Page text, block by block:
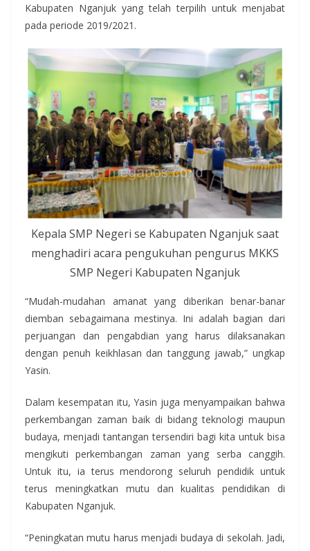
Kabupaten Nganjuk yang telah terpilih untuk menjabat
pada periode 2019/2021.
Kepala SMP Negeri se Kabupaten Nganjuk saat
menghadiri acara pengukuhan pengurus MKKS
SMP Negeri Kabupaten Nganjuk
“Mudah-mudahan amanat yang diberikan benar-banar
diemban sebagaimana mestinya. Ini adalah bagian dari
perjuangan dan pengabdian yang harus dilaksanakan
dengan penuh keikhlasan dan tanggung jawab,” ungkap
Yasin.
Dalam kesempatan itu, Yasin juga menyampaikan bahwa
perkembangan zaman baik di bidang teknologi maupun
budaya, menjadi tantangan tersendiri bagi kita untuk bisa
mengikuti perkembangan zaman yang serba canggih.
Untuk itu, ia terus mendorong seluruh pendidik untuk
terus meningkatkan mutu dan kualitas pendidikan di
Kabupaten Nganjuk.
“Peningkatan mutu harus menjadi budaya di sekolah. Jadi,